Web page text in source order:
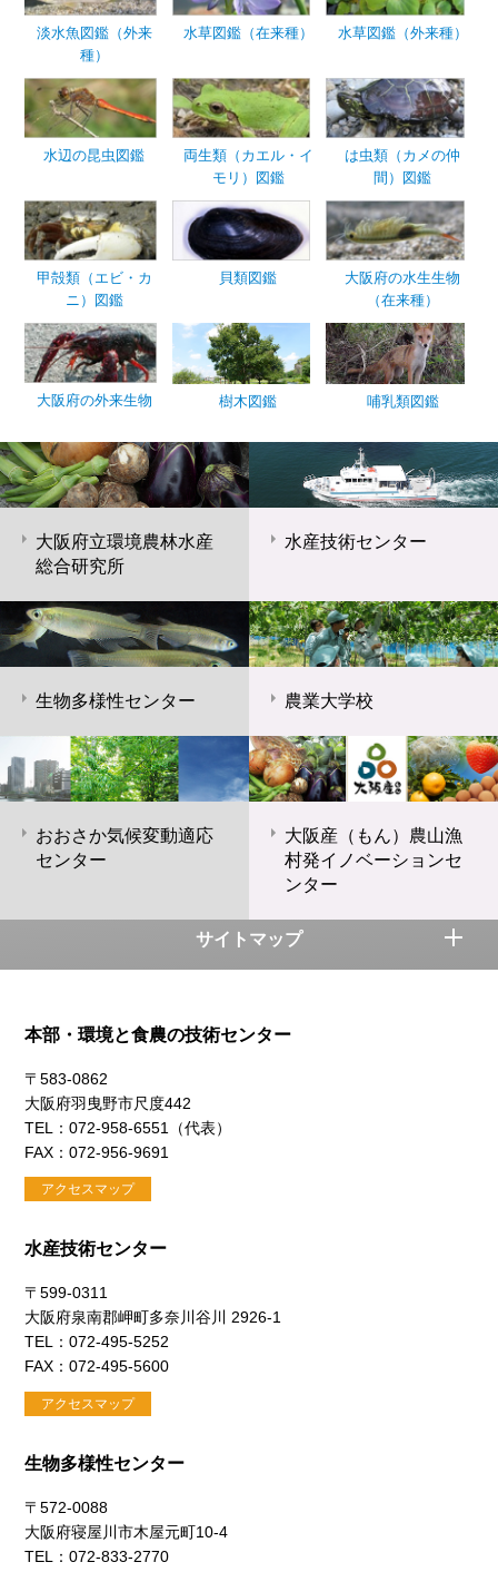
淡水魚図鑑（外来
種）
水草図鑑（在来種） 水草図鑑（外来種）
水辺の昆虫図鑑
両生類（カエル・イ
モリ）図鑑
は虫類（カメの仲
間）図鑑
甲殻類（エビ・カ
ニ）図鑑
貝類図鑑
大阪府の水生生物
（在来種）
大阪府の外来生物 樹木図鑑 哺乳類図鑑
大阪府立環境農林水産
総合研究所
水産技術センター
生物多様性センター 農業大学校
おおさか気候変動適応
センター
大阪産（もん）農山漁
村発イノベーションセ
ンター
サイトマップ
本部・環境と食農の技術センター
〒583-0862
大阪府羽曳野市尺度442
TEL：072-958-6551（代表）
FAX：072-956-9691
アクセスマップ
水産技術センター
〒599-0311
大阪府泉南郡岬町多奈川谷川 2926-1
TEL：072-495-5252
FAX：072-495-5600
アクセスマップ
生物多様性センター
〒572-0088
大阪府寝屋川市木屋元町10-4
TEL：072-833-2770